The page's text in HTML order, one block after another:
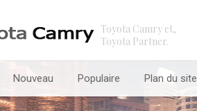
Toyota Camry et,
Toyota Partner.
Nouveau Populaire Plan du site